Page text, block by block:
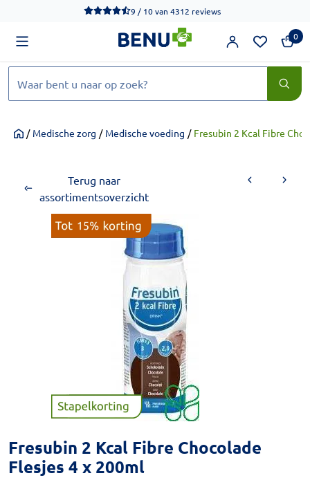
We werken momenteel hard aan het verbeteren van de
9 / 10van 4312 reviews
0
Home
/ Medische zorg / Medische voeding / Fresubin 2 Kcal Fibre
Terug naar
assortimentsoverzicht
Fresubin 2 Kcal Fibre Chocolade
Flesjes 4 x 200ml